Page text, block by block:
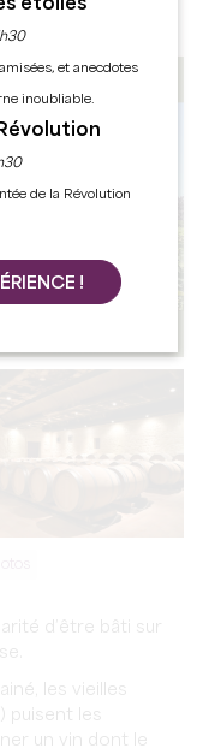
d’être bâti sur
les vieilles
puisent les
un vin dont le
étoiles
et anecdotes
inoubliable.
de la Révolution
!